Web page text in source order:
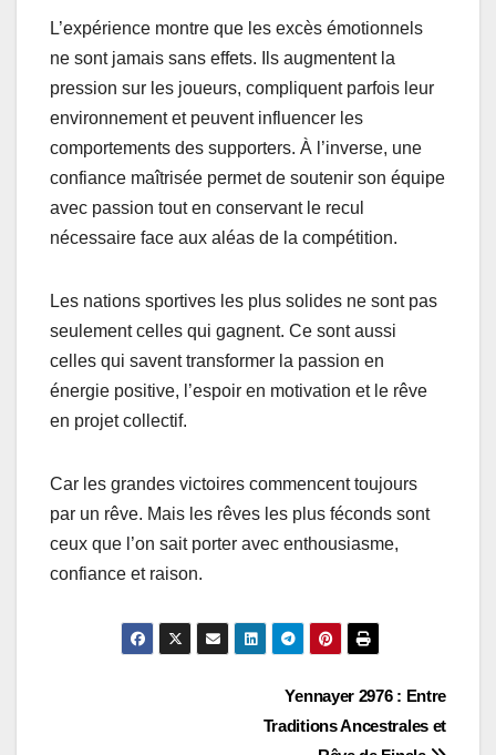
L’expérience montre que les excès émotionnels
ne sont jamais sans effets. Ils augmentent la
pression sur les joueurs, compliquent parfois leur
environnement et peuvent influencer les
comportements des supporters. À l’inverse, une
confiance maîtrisée permet de soutenir son équipe
avec passion tout en conservant le recul
nécessaire face aux aléas de la compétition.
Les nations sportives les plus solides ne sont pas
seulement celles qui gagnent. Ce sont aussi
celles qui savent transformer la passion en
énergie positive, l’espoir en motivation et le rêve
en projet collectif.
Car les grandes victoires commencent toujours
par un rêve. Mais les rêves les plus féconds sont
ceux que l’on sait porter avec enthousiasme,
confiance et raison.
Yennayer 2976 : Entre
Traditions Ancestrales et